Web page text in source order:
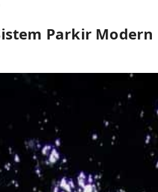
Parkir Modern